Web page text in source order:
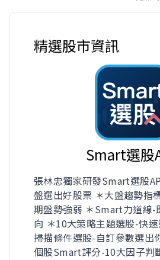
精選股市資訊
Smart選股
張林忠獨家研發Smart選股
盤選出好股票 ＊大盤趨勢指
期盤勢強弱 ＊Smart力道線-
向 ＊10大策略主題選股-快
掃描條件選股-自訂參數選出
個股Smart評分-10大因子判